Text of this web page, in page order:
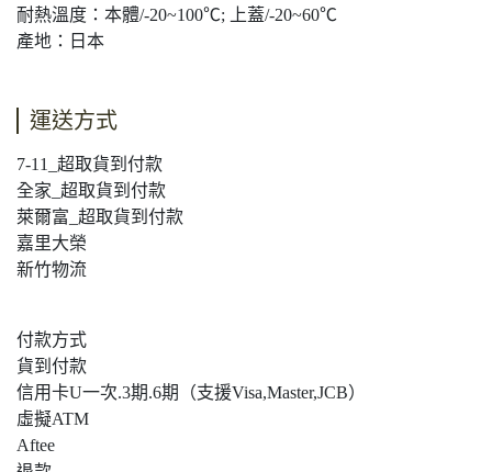
耐熱溫度：本體/-20~100℃; 上蓋/-20~60℃
產地：日本
運送方式
7-11_超取貨到付款
全家_超取貨到付款
萊爾富_超取貨到付款
嘉里大榮
新竹物流
付款方式
貨到付款
信用卡U一次.3期.6期（支援Visa,Master,JCB）
虛擬ATM
Aftee